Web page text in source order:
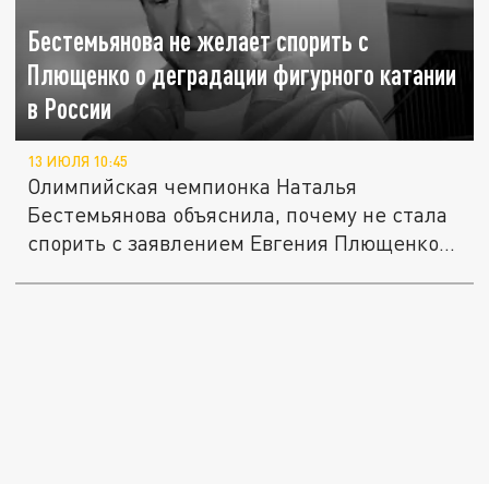
Бестемьянова не желает спорить с
Плющенко о деградации фигурного катании
в России
13 ИЮЛЯ 10:45
Олимпийская чемпионка Наталья
Бестемьянова объяснила, почему не стала
спорить с заявлением Евгения Плющенко